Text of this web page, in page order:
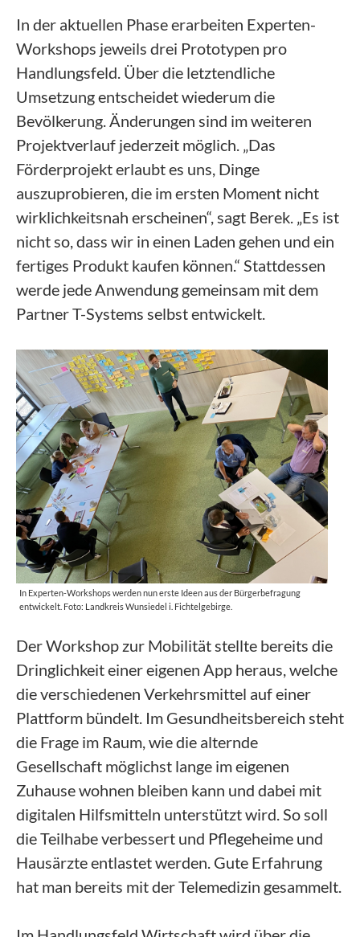
In der aktuellen Phase erarbeiten Experten-
Workshops jeweils drei Prototypen pro
Handlungsfeld. Über die letztendliche
Umsetzung entscheidet wiederum die
Bevölkerung. Änderungen sind im weiteren
Projektverlauf jederzeit möglich. „Das
Förderprojekt erlaubt es uns, Dinge
auszuprobieren, die im ersten Moment nicht
wirklichkeitsnah erscheinen“, sagt Berek. „Es ist
nicht so, dass wir in einen Laden gehen und ein
fertiges Produkt kaufen können.“ Stattdessen
werde jede Anwendung gemeinsam mit dem
Partner T-Systems selbst entwickelt.
In Experten-Workshops werden nun erste Ideen aus der Bürgerbefragung
entwickelt. Foto: Landkreis Wunsiedel i. Fichtelgebirge.
Der Workshop zur Mobilität stellte bereits die
Dringlichkeit einer eigenen App heraus, welche
die verschiedenen Verkehrsmittel auf einer
Plattform bündelt. Im Gesundheitsbereich steht
die Frage im Raum, wie die alternde
Gesellschaft möglichst lange im eigenen
Zuhause wohnen bleiben kann und dabei mit
digitalen Hilfsmitteln unterstützt wird. So soll
die Teilhabe verbessert und Pflegeheime und
Hausärzte entlastet werden. Gute Erfahrung
hat man bereits mit der Telemedizin gesammelt.